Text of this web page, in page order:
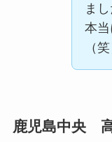
まし
本当
（笑
鹿児島中央